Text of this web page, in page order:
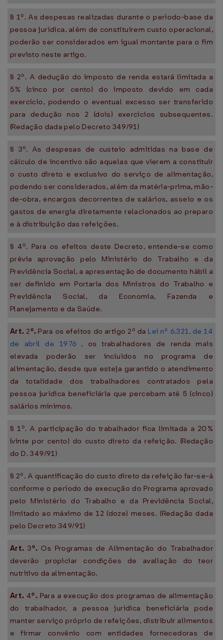
§ 1º. As despesas realizadas durante o período-base da
pessoa jurídica, além de constituírem custo operacional,
poderão ser considerados em igual montante para o fim
previsto neste artigo.
§ 2º. A dedução do imposto de renda estará limitada a
5% (cinco por cento) do imposto devido em cada
exercício, podendo o eventual excesso ser transferido
para dedução nos 2 (dois) exercícios subsequentes.
(Redação dada pelo Decreto 349/91)
§ 3º. As despesas de custeio admitidas na base de
cálculo de incentivo são aquelas que vierem a constituir
o custo direto e exclusivo do serviço de alimentação,
podendo ser considerados, além da matéria-prima, mão-
de-obra, encargos decorrentes de salários, asseio e os
gastos de energia diretamente relacionados ao preparo
e à distribuição das refeições.
§ 4º. Para os efeitos deste Decreto, entende-se como
prévia aprovação pelo Ministério do Trabalho e da
Previdência Social, a apresentação de documento hábil a
ser definido em Portaria dos Ministros do Trabalho e
Previdência Social, da Economia, Fazenda e
Planejamento e da Saúde.
Art. 2º. Para os efeitos do artigo 2º da Lei nº 6.321, de 14
de abril de 1976 , os trabalhadores de renda mais
elevada poderão ser incluídos no programa de
alimentação, desde que esteja garantido o atendimento
da totalidade dos trabalhadores contratados pela
pessoa jurídica beneficiária que percebam até 5 (cinco)
salários mínimos.
§ 1º. A participação do trabalhador fica limitada a 20%
(vinte por cento) do custo direto da refeição. (Redação
do D. 349/91)
§ 2º. A quantificação do custo direto da refeição far-se-á
conforme o período de execução do Programa aprovado
pelo Ministério do Trabalho e da Previdência Social,
limitado ao máximo de 12 (doze) meses. (Redação dada
pelo Decreto 349/91)
Art.3º. Os Programas de Alimentação do Trabalhador
deverão propiciar condições de avaliação do teor
nutritivo da alimentação.
Art. 4º. Para a execução dos programas de alimentação
do trabalhador, a pessoa jurídica beneficiária pode
manter serviço próprio de refeições, distribuir alimentos
e firmar convênio com entidades fornecedoras de